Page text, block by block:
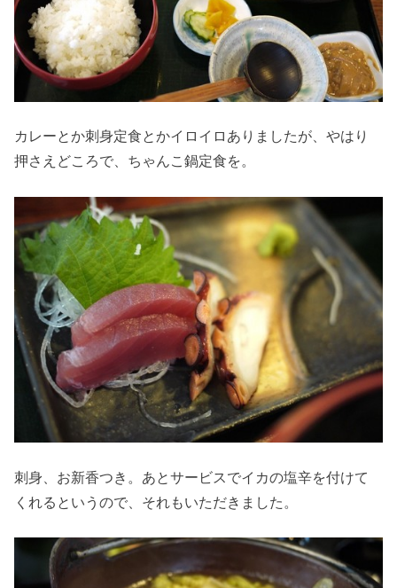
カレーとか刺身定食とかイロイロありましたが、やはり
押さえどころで、ちゃんこ鍋定食を。
刺身、お新香つき。あとサービスでイカの塩辛を付けて
くれるというので、それもいただきました。